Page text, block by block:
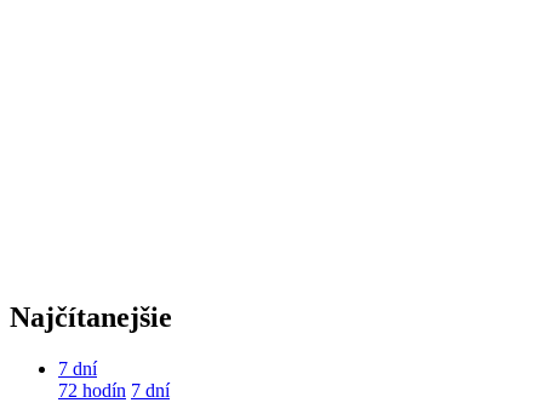
Najčítanejšie
7 dní
72 hodín 7 dní